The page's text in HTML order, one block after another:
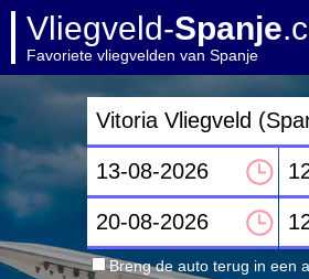
Vliegveld-Spanje
Favoriete vliegvelden van Spanje
Breng de auto terug in een